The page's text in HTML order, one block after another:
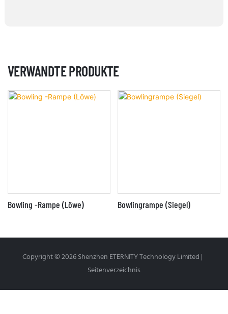
VERWANDTE PRODUKTE
Bowling -Rampe (Löwe) Bowlingrampe (Siegel)
Copyright © 2026 Shenzhen ETERNITY Technology Limited |
Seitenverzeichnis